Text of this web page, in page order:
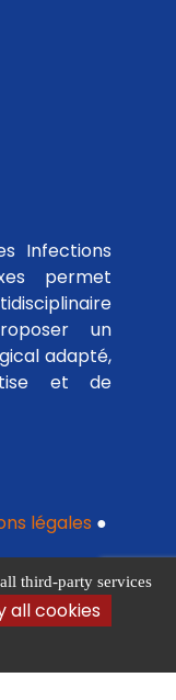
Infections
permet
un
adapté,
et de
légales ●
third-party services
all cookies